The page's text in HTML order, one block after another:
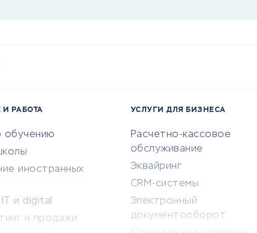
РАБОТА
обучению
иностранных
и digital
и продажи
УСЛУГИ ДЛЯ БИЗНЕСА
Расчетно-кассовое
обслуживание
Эквайринг
CRM-системы
Электронный
документооборот